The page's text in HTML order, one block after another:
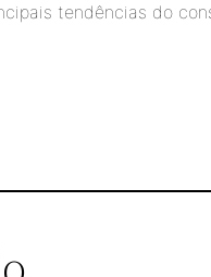
tendências do